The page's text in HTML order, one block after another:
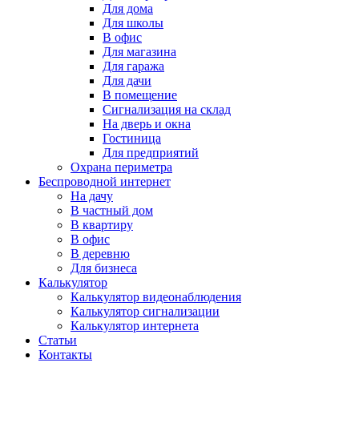
Для дома
Для школы
В офис
Для магазина
Для гаража
Для дачи
В помещение
Сигнализация на склад
На дверь и окна
Гостиница
Для предприятий
Охрана периметра
Беспроводной интернет
На дачу
В частный дом
В квартиру
В офис
В деревню
Для бизнеса
Калькулятор
Калькулятор видеонаблюдения
Калькулятор сигнализации
Калькулятор интернета
Статьи
Контакты